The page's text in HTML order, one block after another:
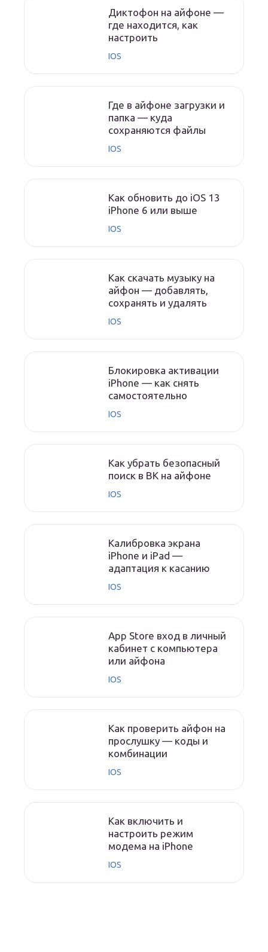
Диктофон на айфоне —
где находится, как
настроить
IOS
Где в айфоне загрузки и
папка — куда
сохраняются файлы
IOS
Как обновить до iOS 13
iPhone 6 или выше
IOS
Как скачать музыку на
айфон — добавлять,
сохранять и удалять
IOS
Блокировка активации
iPhone — как снять
самостоятельно
IOS
Как убрать безопасный
поиск в ВК на айфоне
IOS
Калибровка экрана
iPhone и iPad —
адаптация к касанию
IOS
App Store вход в личный
кабинет с компьютера
или айфона
IOS
Как проверить айфон на
прослушку — коды и
комбинации
IOS
Как включить и
настроить режим
модема на iPhone
IOS